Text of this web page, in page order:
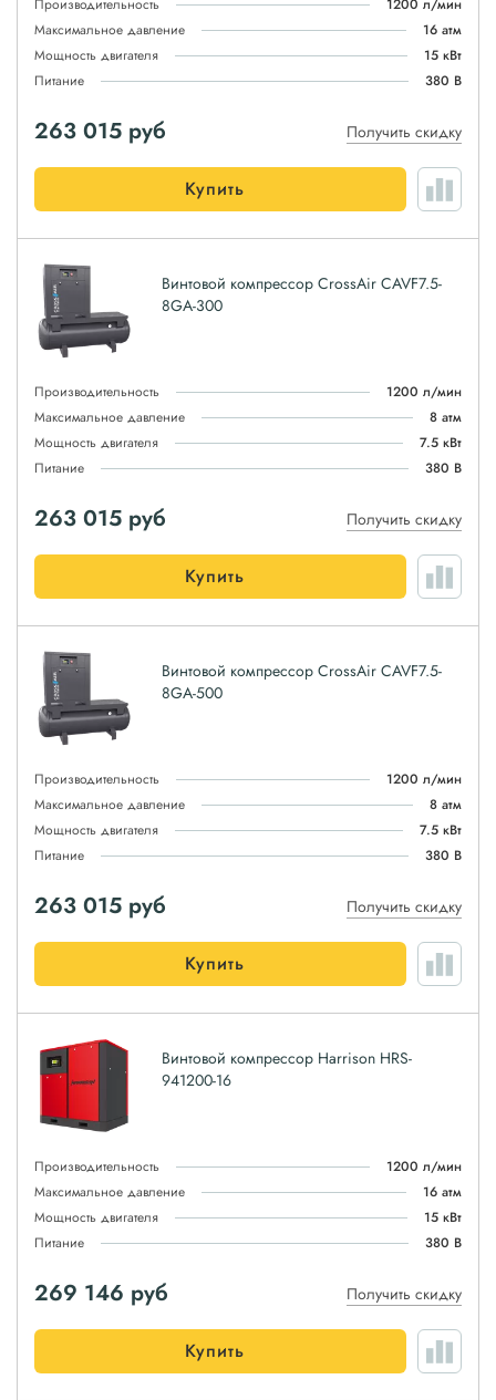
Производительность
1200 л/мин
Максимальное давление
16 атм
Мощность двигателя
15 кВт
Питание
380 В
263 015 руб Получить скидку
Купить
Винтовой компрессор CrossAir CAVF7.5-
8GA-300
Производительность
1200 л/мин
Максимальное давление
8 атм
Мощность двигателя
7.5 кВт
Питание
380 В
263 015 руб Получить скидку
Купить
Винтовой компрессор CrossAir CAVF7.5-
8GA-500
Производительность
1200 л/мин
Максимальное давление
8 атм
Мощность двигателя
7.5 кВт
Питание
380 В
263 015 руб Получить скидку
Купить
Винтовой компрессор Harrison HRS-
941200-16
Производительность
1200 л/мин
Максимальное давление
16 атм
Мощность двигателя
15 кВт
Питание
380 В
269 146 руб Получить скидку
Купить